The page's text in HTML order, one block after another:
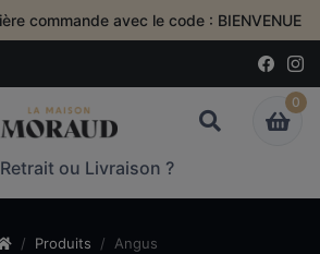
commande avec le code : BIENVENUE
0
Retrait ou Livraison ?
Produits Angus